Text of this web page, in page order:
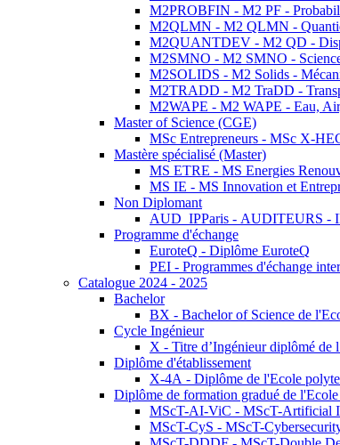
M2PROBFIN - M2 PF -
M2QLMN - M2 QLMN -
M2QUANTDEV - M2 QD -
M2SMNO - M2 SMNO -
M2SOLIDS - M2 Solids -
M2TRADD - M2 TraDD -
M2WAPE - M2 WAPE - Eau,
Master of Science (CGE)
MSc Entrepreneurs - MSc X-
Mastère spécialisé (Master)
MS ETRE - MS Energies
MS IE - MS Innovation et
Non Diplomant
AUD_IPParis - AUDITEURS -
Programme d'échange
EuroteQ - Diplôme EuroteQ
PEI - Programmes d'échange
Catalogue 2024 - 2025
Bachelor
BX - Bachelor of Science de
Cycle Ingénieur
X - Titre d’Ingénieur diplômé de
Diplôme d'établissement
X-4A - Diplôme de l'Ecole
Diplôme de formation gradué de
MScT-AI-ViC - MScT-Artificial
MScT-CyS - MScT-